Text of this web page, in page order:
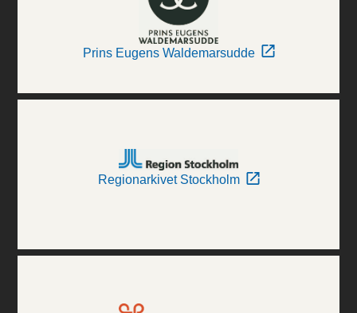
Prins Eugens Waldemarsudde
Regionarkivet Stockholm